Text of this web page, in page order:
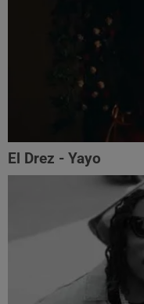
El Drez - Yayo